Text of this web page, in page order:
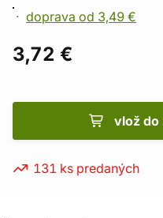
doprava od 3,49 €
3,72 €
vlož do
131 ks predaných